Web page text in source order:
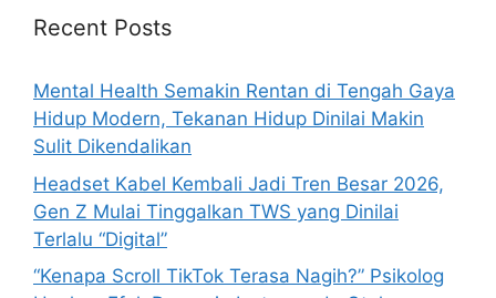
h
r
:
Recent Posts
Mental Health Semakin Rentan di Tengah Gaya
Hidup Modern, Tekanan Hidup Dinilai Makin
Sulit Dikendalikan
Headset Kabel Kembali Jadi Tren Besar 2026,
Gen Z Mulai Tinggalkan TWS yang Dinilai
Terlalu “Digital”
“Kenapa Scroll TikTok Terasa Nagih?” Psikolog